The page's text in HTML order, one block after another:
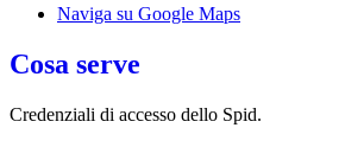
Naviga su Google Maps
Cosa serve
Credenziali di accesso dello Spid.